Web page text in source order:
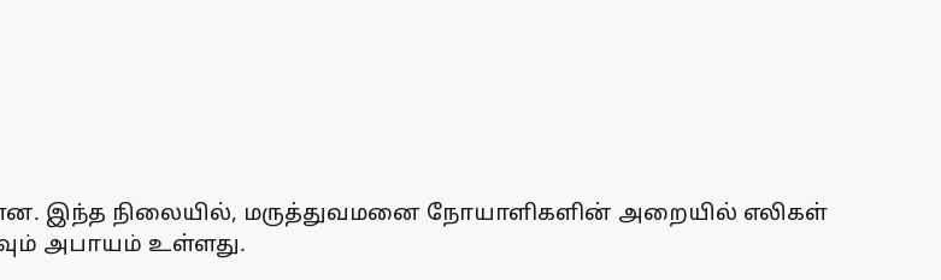
இந்த நிலையில், மருத்துவமனை நோயாளிகளின் அறையில் எலிகள்
அபாயம் உள்ளது.